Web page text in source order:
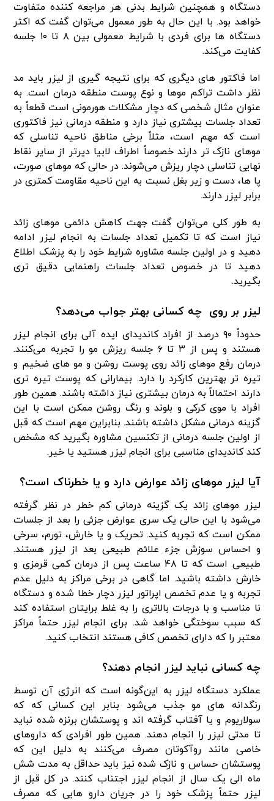
دستگاه و همچنین شرایط بدنی هر مراجعه‌ کننده متفاوت
خواهد بود. با این ‌حال به ‌طور معمول می‌توان گفت که اکثر
دستگاه‌ ها برای فردی با شرایط معمولی بین ۸ تا ۱۰ جلسه
کفایت می‌کند.
اما فاکتور های دیگری که برای نتیجه ‌گیری از لیزر باید مد
نظر داشت تراکم موها و نوع پوست منطقه درمان است. به
‌عنوان مثال شخصی که دچار مشکلات هورمونی است قطعاً به
تعداد جلسات بیشتری نیاز دارد و منطقه درمانی نیز فاکتوری
است که مهم است، مثلاً برخی مناطق ناحیه تناسلی که
موهای نازک‌ تر دارند خصوصاً اطراف لابیا دیرتر از سایر نقاط
نهایی تناسلی دچار ریزش می‌شوند. در حالی ‌که موهای صورت،
پا ها، دست و زیر بغل نسبت به این ناحیه مقاومت کمتری در
برابر لیزر دارند.
به طور کلی می‌توان گفت جهت کاهش دائمی موهای زائد
نیاز است که تا تکمیل تعداد جلسات به انجام لیزر ادامه
دهید و در اولین جلسه مشاوره شرایط خود را به پزشک اطلاع
دهید تا در خصوص تعداد جلسات راهنمایی دقیق ‌تری
بگیرید.
لیزر بر روی چه کسانی بهتر جواب می‌دهد؟
حدوداً ۹۰ درصد از افراد کاندیدای ایده ‌آلی برای انجام لیزر
هستند و پس ‌از ۳ تا ۶ جلسه ریزش مو را تجربه می‌کنند.
درمان رفع موهای زائد روی پوست روشن و مو های ضخیم و
تیره‌ تر بهترین کارکرد را دارد. بیمارانی که پوست تیره ‌تری
دارند احتمالاً به درمان بیشتری نیاز داشته باشند. همین ‌طور
افراد با موی کرکی و بلوند و رنگ روشن ممکن است با این
گزینه درمانی مشکل داشته باشند. بنابراین مهم است که قبل
‌از اولین جلسه درمانی از تکنسین مشاوره بگیرید که مشخص
کند کاندیدای مناسبی برای انجام لیزر هستید یا خیر.
آیا لیزر موهای زائد عوارض دارد و یا خطرناک است؟
لیزر موهای زائد یک گزینه درمانی کم ‌خطر در نظر گرفته
می‌شود با این‌ حالی یک سری عوارض جزئی را بعد از جلسات
ممکن است که تجربه کنید. تحریک و یا خارش، تورم، سرخی
و احساس سوزش جزء علائم طبیعی بعد از لیزر هستند.
طبیعی است که تا ۴۸ ساعت پس ‌از درمان کمی قرمزی و
خارش داشته باشید. اما گاهی در برخی مراکز به دلیل عدم
تجربه و یا عدم تخصص اپراتور لیزر دچار خطا شده و دستگاه
نا مناسب و با درجات بالاتری را به‌ غلط برایتان استفاده کند
که سبب سوختگی خواهد شد. برای انجام لیزر حتماً مراکز
معتبر را که دارای تخصص کافی هستند انتخاب کنید.
چه کسانی نباید لیزر انجام دهند؟
عملکرد دستگاه لیزر به این‌گونه است که انرژی آن توسط
رنگدانه ‌های مو جذب می‌شود بنابر این کسانی که که
سولاریوم و یا آفتاب گرفته اند و پوستشان برنزه‌ شده نباید
تا مدتی لیزر را انجام دهند. همین ‌طور افرادی که داروهای
خاصی مانند روآکوتان مصرف می‌کنند به دلیل این ‌که
پوستشان حساس و نازک شده نیز باید حداقل به مدت شش
ماه الی یک ‌سال از انجام لیزر اجتناب کنند. در کل قبل از
لیزر حتماً پزشک خود را در جریان دارو هایی که مصرف